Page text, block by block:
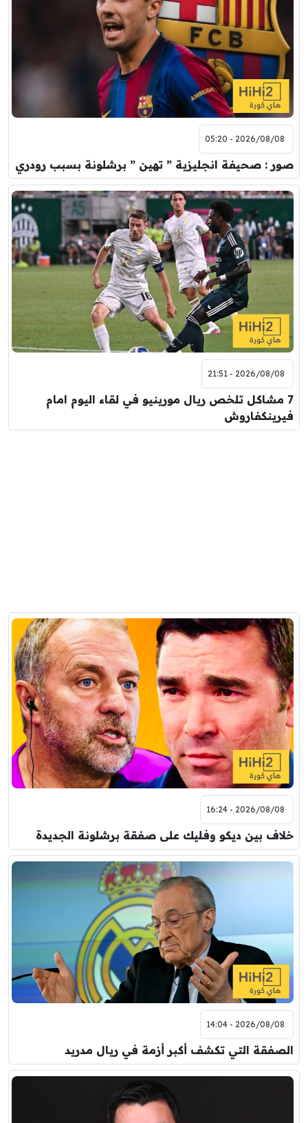
2026/08/08 - 05:20
صور : صحيفة انجليزية ” تهين ” برشلونة بسبب رودري
2026/08/08 - 21:51
7 مشاكل تلخص ريال مورينيو في لقاء اليوم امام
فيرينكفاروش
2026/08/08 - 16:24
خلاف بين ديكو وفليك على صفقة برشلونة الجديدة
2026/08/08 - 14:04
الصفقة التي تكشف أكبر أزمة في ريال مدريد